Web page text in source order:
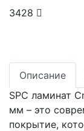
3428
Описание
SPC ламинат
мм – это
покрытие,